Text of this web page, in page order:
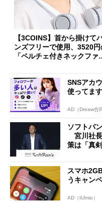
【3COINS】首から掛けて
ンズフリーで使用、3520円
「ペルチェ付きネックファ
SNSアカ
使ってます
AD（Dreaw合
ソフトバ
宮川社
策は「真
スマホ
うキャン
AD（IIJmio）